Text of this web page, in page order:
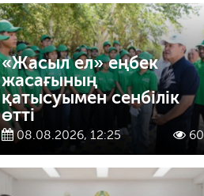
«Жасыл ел» еңбек
жасағының
қатысуымен сенбілік
өтті
08.08.2026, 12:25 60